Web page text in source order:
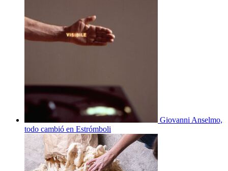
Giovanni Anselmo,
todo cambió en Estrómboli